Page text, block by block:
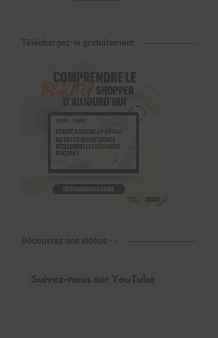
Téléchargez-le gratuitement
Découvrez nos vidéos